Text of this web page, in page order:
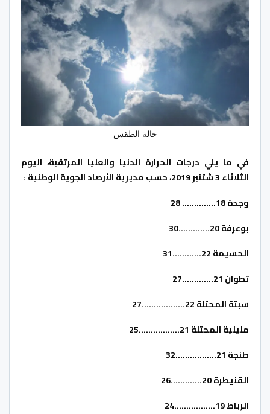
حالة الطقس
في ما يلي درجات الحرارة الدنيا والعليا المرتقبة، اليوم
الثلاثاء 3 شتنبر 2019، حسب مديرية الأرصاد الجوية الوطنية :
وجدة 18………….. 28
بوعرفة 20………….30
الحسيمة 22…………31
تطوان 21………….27
سبتة المحتلة 22………………27
مليلية المحتلة 21……………..25
طنجة 21……………..32
القنيطرة 20………….26
الرباط 19……………..24